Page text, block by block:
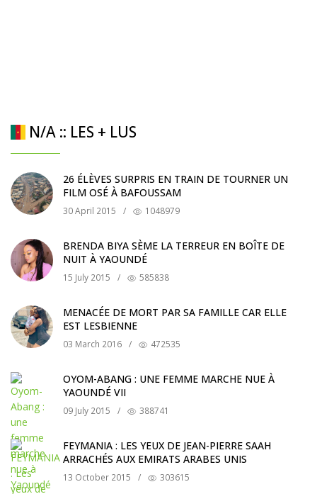
N/A :: LES + LUS
26 ÉLÈVES SURPRIS EN TRAIN DE TOURNER UN
FILM OSÉ À BAFOUSSAM
30 April 2015 / 1048979
BRENDA BIYA SÈME LA TERREUR EN BOÎTE DE
NUIT À YAOUNDÉ
15 July 2015 / 585838
MENACÉE DE MORT PAR SA FAMILLE CAR ELLE
EST LESBIENNE
03 March 2016 / 472535
OYOM-ABANG : UNE FEMME MARCHE NUE À
YAOUNDÉ VII
09 July 2015 / 388741
FEYMANIA : LES YEUX DE JEAN-PIERRE SAAH
ARRACHÉS AUX EMIRATS ARABES UNIS
13 October 2015 / 303615